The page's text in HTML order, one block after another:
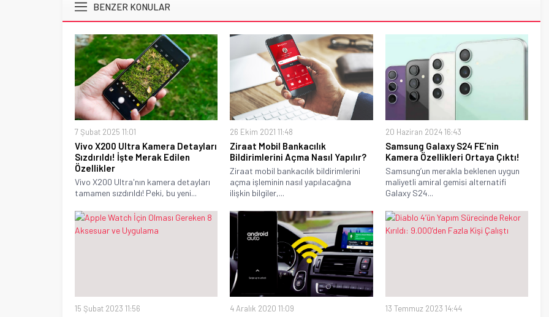
BENZER KONULAR
7 Şubat 2025 11:01
Vivo X200 Ultra Kamera Detayları
Sızdırıldı! İşte Merak Edilen
Özellikler
Vivo X200 Ultra'nın kamera detayları
tamamen sızdırıldı! Peki, bu yeni...
26 Ekim 2021 11:48
Ziraat Mobil Bankacılık
Bildirimlerini Açma Nasıl Yapılır?
Ziraat mobil bankacılık bildirimlerini
açma işleminin nasıl yapılacağına
ilişkin bilgiler,...
20 Haziran 2024 16:43
Samsung Galaxy S24 FE’nin
Kamera Özellikleri Ortaya Çıktı!
Samsung’un merakla beklenen uygun
maliyetli amiral gemisi alternatifi
Galaxy S24...
15 Şubat 2023 11:56 4 Aralık 2020 11:09 13 Temmuz 2023 14:44